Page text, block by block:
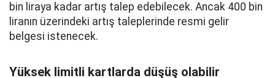
bin liraya kadar artış talep edebilecek. Ancak 400 bin
liranın üzerindeki artış taleplerinde resmi gelir
belgesi istenecek.
Yüksek limitli kartlarda düşüş olabilir